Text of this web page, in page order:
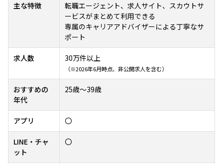
主な特徴
転職エージェント、求人サイト、スカウトサ
ービスがまとめて利用できる
専属のキャリアアドバイザーによる丁寧なサ
ポート
求人数 30万件以上
（※2026年6月時点、非公開求人を含む）
おすすめの
年代
25歳～39歳
アプリ 〇
LINE・チャ
ット
〇